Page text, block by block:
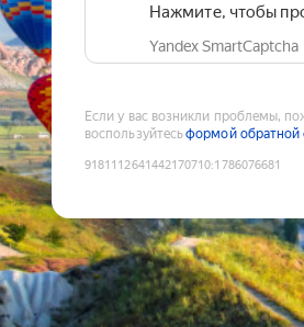
Нажмите, чтобы
Yandex SmartCaptcha
Если у вас возникли проблемы,
воспользуйтесьформой обратной
9181112641442170710:1786076681